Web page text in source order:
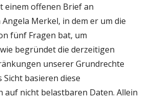
einem offenen Brief an
Merkel, in dem er um die
fünf Fragen bat, um
begründet die derzeitigen
unserer Grundrechte
Sicht basieren diese
auf nicht belastbaren Daten. Allein